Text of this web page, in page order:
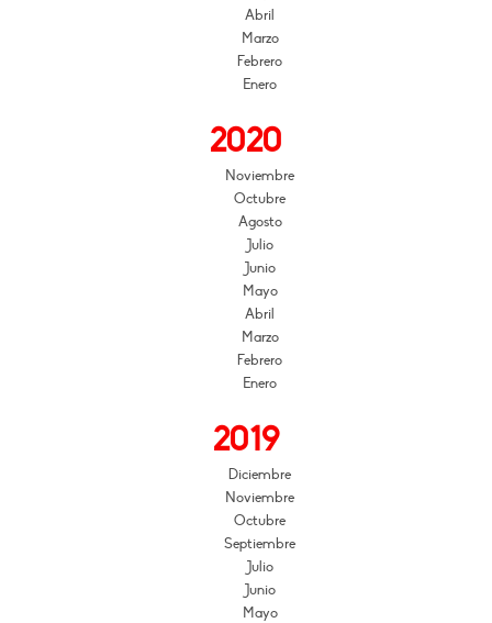
Abril
Marzo
Febrero
Enero
2020
Noviembre
Octubre
Agosto
Julio
Junio
Mayo
Abril
Marzo
Febrero
Enero
2019
Diciembre
Noviembre
Octubre
Septiembre
Julio
Junio
Mayo